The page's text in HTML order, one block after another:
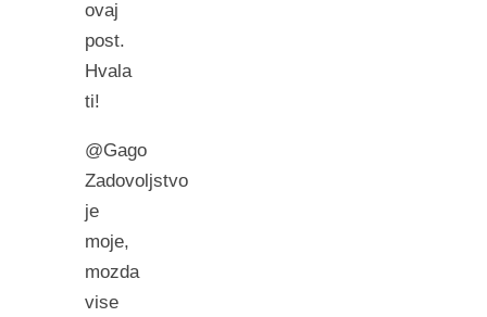
ovaj
post.
Hvala
ti!
@Gago
Zadovoljstvo
je
moje,
mozda
vise